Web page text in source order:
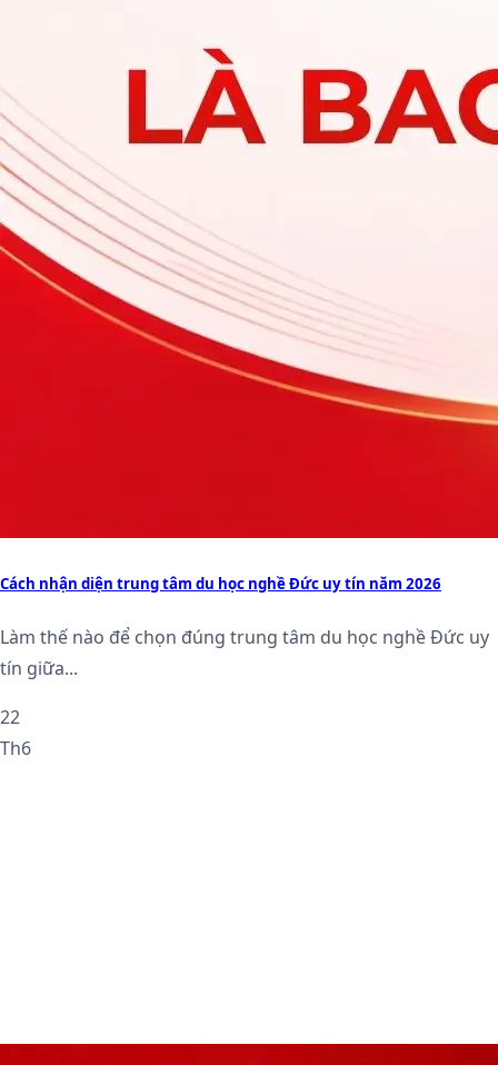
Cách nhận diện trung tâm du học nghề Đức uy tín năm 2026
Làm thế nào để chọn đúng trung tâm du học nghề Đức uy
tín giữa...
22
Th6